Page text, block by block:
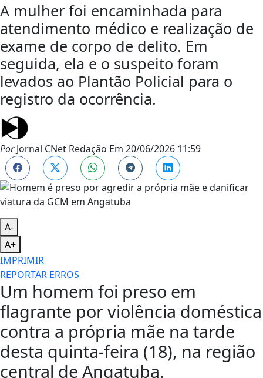
A mulher foi encaminhada para
atendimento médico e realização de
exame de corpo de delito. Em
seguida, ela e o suspeito foram
levados ao Plantão Policial para o
registro da ocorrência.
PorJornal CNet Redação Em 20/06/2026 11:59
A-
A+
IMPRIMIR
REPORTAR ERROS
Um homem foi preso em
flagrante por violência doméstica
contra a própria mãe na tarde
desta quinta-feira (18), na região
central de Angatuba.